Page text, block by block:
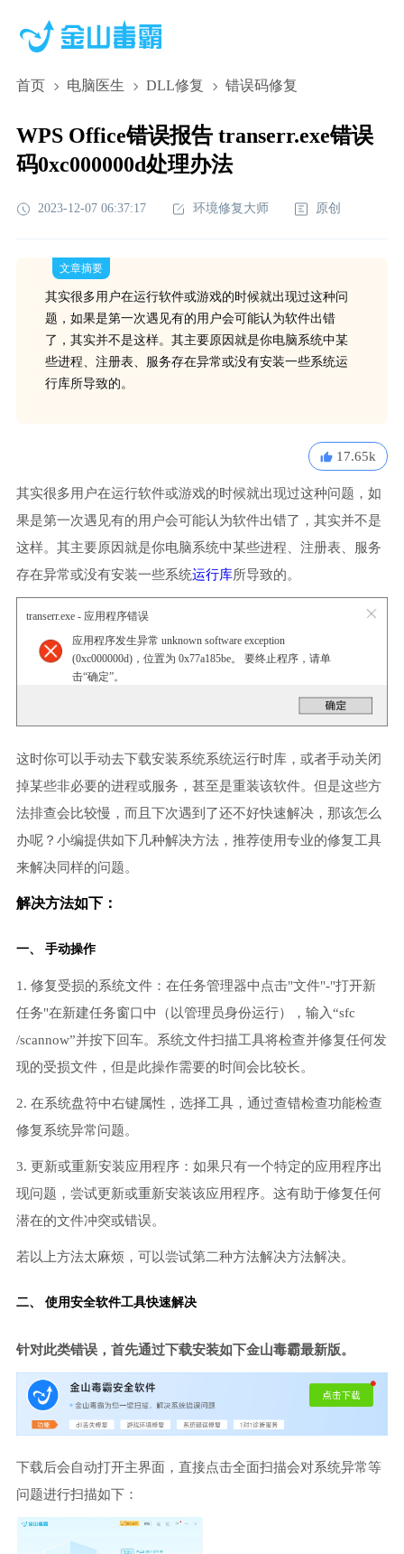
首页 电脑医生 DLL修复 错误码修复
WPS Office错误报告 transerr.exe错误
码0xc000000d处理办法
2023-12-07 06:37:17 环境修复大师 原创
文章摘要
其实很多用户在运行软件或游戏的时候就出现过这种问
题，如果是第一次遇见有的用户会可能认为软件出错
了，其实并不是这样。其主要原因就是你电脑系统中某
些进程、注册表、服务存在异常或没有安装一些系统运
行库所导致的。
17.65k
其实很多用户在运行软件或游戏的时候就出现过这种问题，如
果是第一次遇见有的用户会可能认为软件出错了，其实并不是
这样。其主要原因就是你电脑系统中某些进程、注册表、服务
存在异常或没有安装一些系统运行库所导致的。
transerr.exe - 应用程序错误
应用程序发生异常 unknown software exception
(0xc000000d)，位置为 0x77a185be。 要终止程序，请单
击“确定”。
这时你可以手动去下载安装系统系统运行时库，或者手动关闭
掉某些非必要的进程或服务，甚至是重装该软件。但是这些方
法排查会比较慢，而且下次遇到了还不好快速解决，那该怎么
办呢？小编提供如下几种解决方法，推荐使用专业的修复工具
来解决同样的问题。
解决方法如下：
一、 手动操作
1. 修复受损的系统文件：在任务管理器中点击"文件"-"打开新
任务"在新建任务窗口中（以管理员身份运行），输入“sfc
/scannow”并按下回车。系统文件扫描工具将检查并修复任何发
现的受损文件，但是此操作需要的时间会比较长。
2. 在系统盘符中右键属性，选择工具，通过查错检查功能检查
修复系统异常问题。
3. 更新或重新安装应用程序：如果只有一个特定的应用程序出
现问题，尝试更新或重新安装该应用程序。这有助于修复任何
潜在的文件冲突或错误。
若以上方法太麻烦，可以尝试第二种方法解决方法解决。
二、 使用安全软件工具快速解决
针对此类错误，首先通过下载安装如下金山毒霸最新版。
下载后会自动打开主界面，直接点击全面扫描会对系统异常等
问题进行扫描如下：